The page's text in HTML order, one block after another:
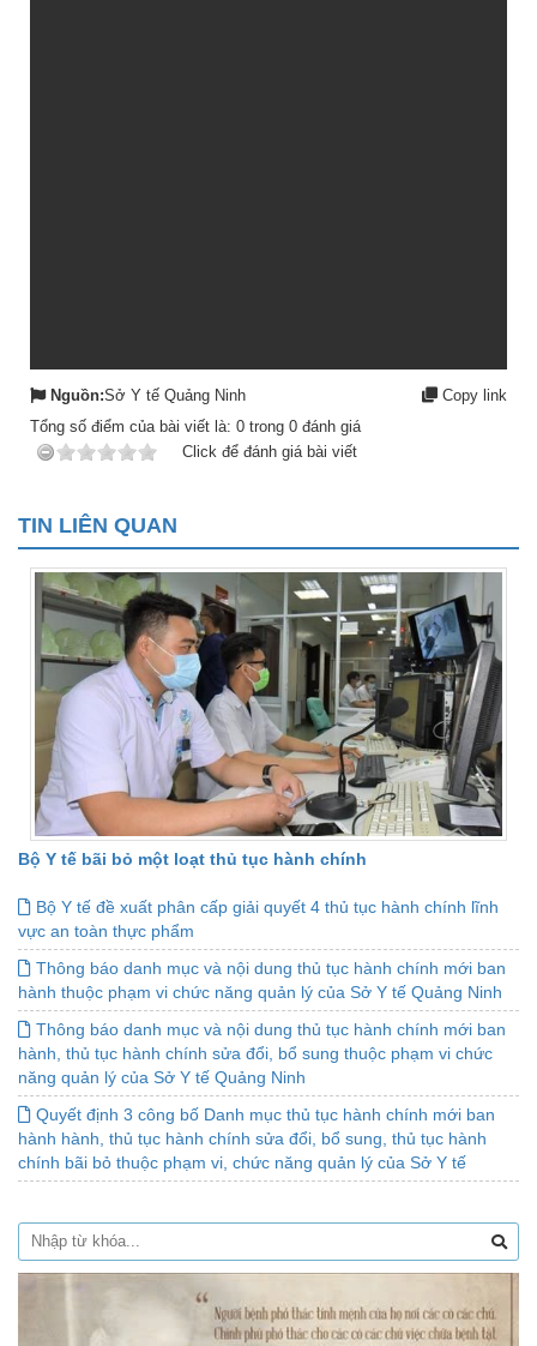
Nguồn:Sở Y tế Quảng Ninh
Copy link
Tổng số điểm của bài viết là: 0 trong 0 đánh giá
Click để đánh giá bài viết
TIN LIÊN QUAN
Bộ Y tế bãi bỏ một loạt thủ tục hành chính
Bộ Y tế đề xuất phân cấp giải quyết 4 thủ tục hành chính lĩnh
vực an toàn thực phẩm
Thông báo danh mục và nội dung thủ tục hành chính mới ban
hành thuộc phạm vi chức năng quản lý của Sở Y tế Quảng Ninh
Thông báo danh mục và nội dung thủ tục hành chính mới ban
hành, thủ tục hành chính sửa đổi, bổ sung thuộc phạm vi chức
năng quản lý của Sở Y tế Quảng Ninh
Quyết định 3 công bố Danh mục thủ tục hành chính mới ban
hành hành, thủ tục hành chính sửa đổi, bổ sung, thủ tục hành
chính bãi bỏ thuộc phạm vi, chức năng quản lý của Sở Y tế